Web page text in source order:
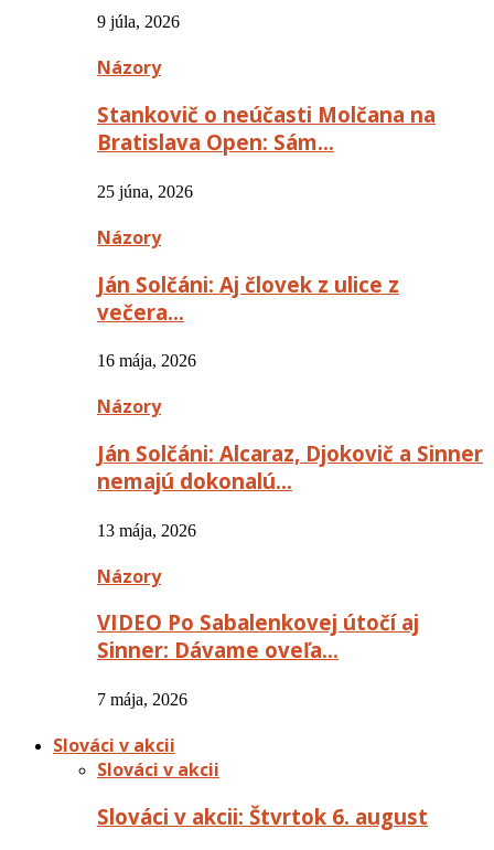
9 júla, 2026
Názory
Stankovič o neúčasti Molčana na
Bratislava Open: Sám…
25 júna, 2026
Názory
Ján Solčáni: Aj človek z ulice z
večera…
16 mája, 2026
Názory
Ján Solčáni: Alcaraz, Djokovič a Sinner
nemajú dokonalú…
13 mája, 2026
Názory
VIDEO Po Sabalenkovej útočí aj
Sinner: Dávame oveľa…
7 mája, 2026
Slováci v akcii
Slováci v akcii
Slováci v akcii: Štvrtok 6. august